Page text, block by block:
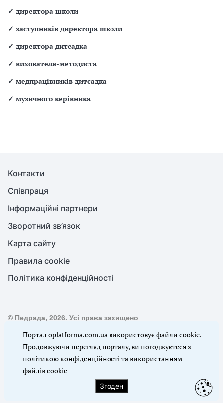
✓ директора школи
✓ заступників директора школи
✓ директора дитсадка
✓ вихователя-методиста
✓ медпрацівників дитсадка
✓ музичного керівника
Контакти
Співпраця
Інформаційні партнери
Зворотний зв’язок
Карта сайту
Правила cookie
Політика конфіденційності
© Педрада, 2026. Усі права захищено
Повне або часткове копіювання будь-яких матеріалів сайту,
цитування, публікація їх анотованих оглядів допускаються
лише з письмового дозволу редакції сайту Педрада
Ми в соцмережах
Портал oplatforma.com.ua використовує файли cookie.
Продовжуючи перегляд порталу, ви погоджуєтеся з
політикою конфіденційностітавикористанням
файлів cookie
Згоден